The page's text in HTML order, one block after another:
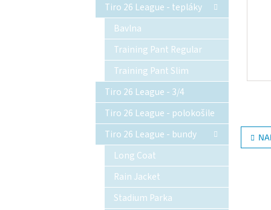
Tiro 26 League - tepláky
Bavlna
Training Pant Regular
Training Pant Slim
Tiro 26 League - 3/4
Tiro 26 League - polokošile
Tiro 26 League - bundy
Long Coat
Rain Jacket
Stadium Parka